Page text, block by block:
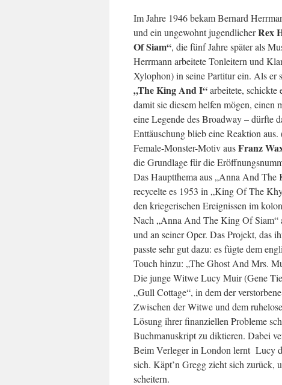
Im Jahre 1946 bekam Bernard
und ein ungewohnt jugendlicherRex
Of Siam“, die fünf Jahre später als
Herrmann arbeitete Tonleitern und
Xylophon) in seine Partitur ein. Als er
„The King And I“arbeitete, schickte
damit sie diesem helfen mögen, einen
eine Legende des Broadway – dürfte
Enttäuschung blieb eine Reaktion
Female-Monster-Motiv ausFranz
die Grundlage für die
Das Hauptthema aus „Anna And
recycelte es 1953 in „King Of The
den kriegerischen Ereignissen im
Nach „Anna And The King Of Siam“
und an seiner Oper. Das Projekt, das
passte sehr gut dazu: es fügte dem
Touch hinzu: „The Ghost And Mrs.
Die junge Witwe Lucy Muir (Gene
„Gull Cottage“, in dem der
Zwischen der Witwe und dem
Lösung ihrer finanziellen Probleme
Buchmanuskript zu diktieren. Dabei
Beim Verleger in London lernt Lucy
sich. Käpt’n Gregg zieht sich
scheitern.